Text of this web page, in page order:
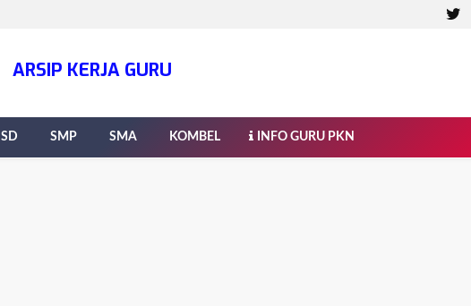
ARSIP KERJA GURU
SD SMP SMA KOMBEL INFO GURU PKN